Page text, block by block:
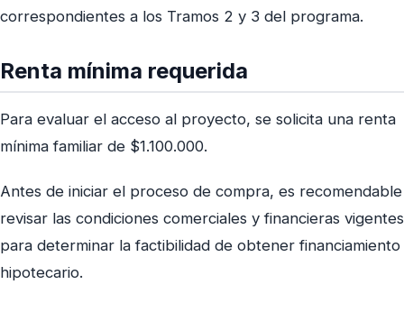
correspondientes a los Tramos 2 y 3 del programa.
Renta mínima requerida
Para evaluar el acceso al proyecto, se solicita una renta
mínima familiar de $1.100.000.
Antes de iniciar el proceso de compra, es recomendable
revisar las condiciones comerciales y financieras vigentes
para determinar la factibilidad de obtener financiamiento
hipotecario.